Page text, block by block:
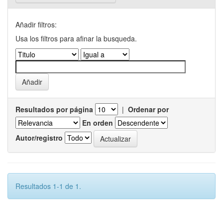
Añadir filtros:
Usa los filtros para afinar la busqueda.
Resultados por página | Ordenar por
En orden
Autor/registro
Resultados 1-1 de 1.